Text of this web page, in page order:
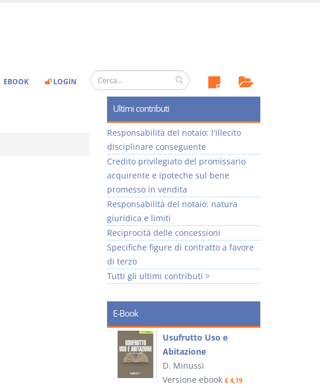
EBOOK LOGIN
Ultimi contributi
Responsabilità del notaio: l'illecito
disciplinare conseguente
Credito privilegiato del promissario
acquirente e ipoteche sul bene
promesso in vendita
Responsabilità del notaio: natura
giuridica e limiti
Reciprocità delle concessioni
Specifiche figure di contratto a favore
di terzo
Tutti gli ultimi contributi >
E-Book
Usufrutto Uso e
Abitazione
D. Minussi
Versione ebook € 4,19